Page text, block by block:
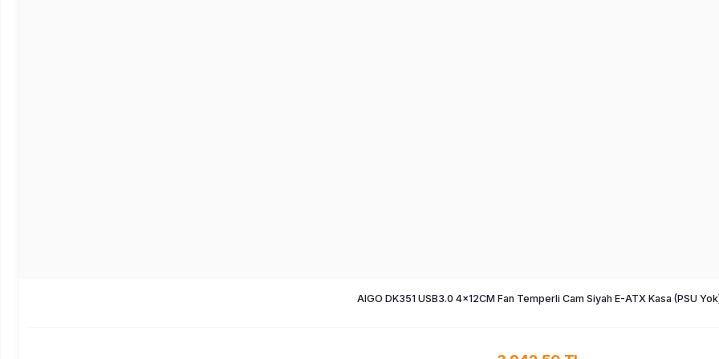
AIGO DK351 USB3.0 4×12CM Fan Temperli Cam Siyah E-ATX Kasa (PSU